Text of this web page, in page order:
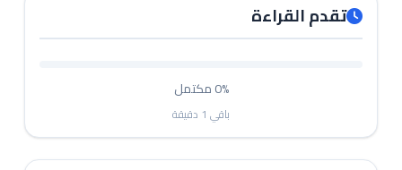
تقدم القراءة
0%مكتمل
باقي 1 دقيقة